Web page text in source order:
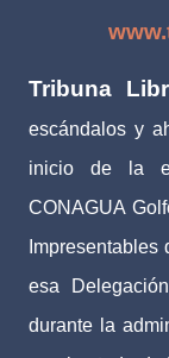
Tribuna
escándalos y
inicio de la
CONAGUA
esa
durante la